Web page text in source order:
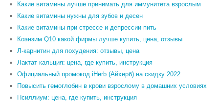
Какие витамины лучше принимать для иммунитета взрослым
Какие витамины нужны для зубов и десен
Какие витамины при стрессе и депрессии пить
Коэнзим Q10 какой фирмы лучше купить, цена, отзывы
Л-карнитин для похудения: отзывы, цена
Лактат кальция: цена, где купить, инструкция
Официальный промокод iHerb (Айхерб) на скидку 2022
Повысить гемоглобин в крови взрослому в домашних условиях
Псиллиум: цена, где купить, инструкция